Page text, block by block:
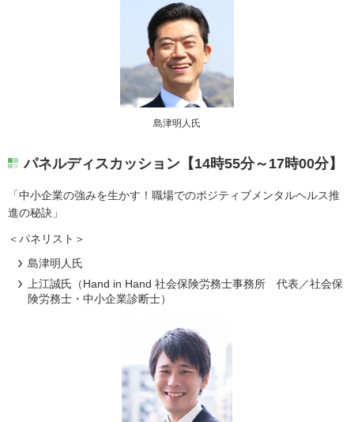
島津明人氏
パネルディスカッション【14時55分～17時00分】
「中小企業の強みを生かす！職場でのポジティブメンタルヘルス推
進の秘訣」
＜パネリスト＞
島津明人氏
上江誠氏（Hand in Hand 社会保険労務士事務所 代表／社会保
険労務士・中小企業診断士）